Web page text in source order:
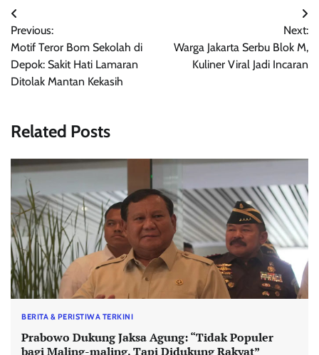
Navigasi
pos
Previous:
Motif Teror Bom Sekolah di
Depok: Sakit Hati Lamaran
Ditolak Mantan Kekasih
Next:
Warga Jakarta Serbu Blok M,
Kuliner Viral Jadi Incaran
Related Posts
BERITA & PERISTIWA TERKINI
Prabowo Dukung Jaksa Agung: “Tidak Populer
bagi Maling-maling, Tapi Didukung Rakyat”